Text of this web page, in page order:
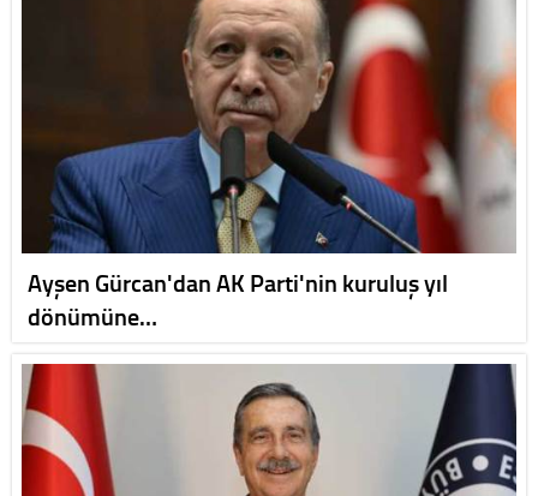
Ayşen Gürcan'dan AK Parti'nin kuruluş yıl
dönümüne…